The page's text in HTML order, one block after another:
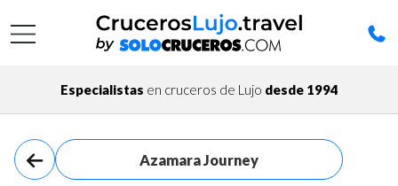
Especialistas en cruceros de Lujo desde 1994
Azamara Journey